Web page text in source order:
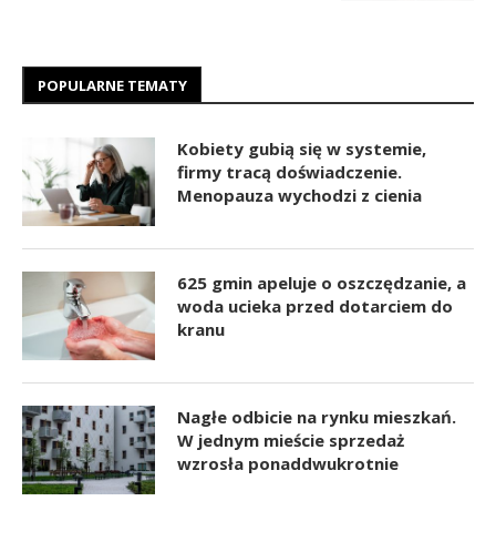
POPULARNE TEMATY
Kobiety gubią się w systemie,
firmy tracą doświadczenie.
Menopauza wychodzi z cienia
625 gmin apeluje o oszczędzanie, a
woda ucieka przed dotarciem do
kranu
Nagłe odbicie na rynku mieszkań.
W jednym mieście sprzedaż
wzrosła ponaddwukrotnie